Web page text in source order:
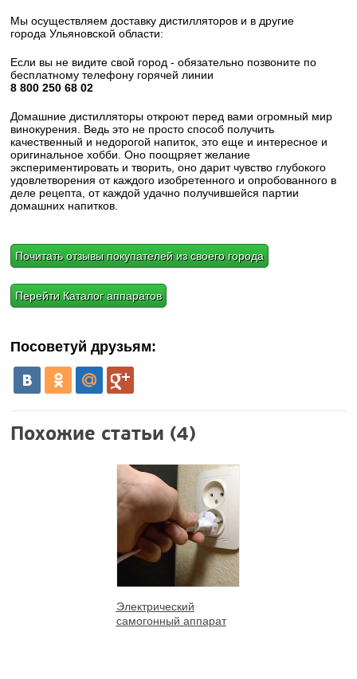
Мы осуществляем доставку дистилляторов и в другие
города Ульяновской области:
Если вы не видите свой город - обязательно позвоните по
бесплатному телефону горячей линии
8 800 250 68 02​
Домашние дистилляторы откроют перед вами огромный мир
винокурения. Ведь это не просто способ получить
качественный и недорогой напиток, это еще и интересное и
оригинальное хобби. Оно поощряет желание
экспериментировать и творить, оно дарит чувство глубокого
удовлетворения от каждого изобретенного и опробованного в
деле рецепта, от каждой удачно получившейся партии
домашних напитков.
Почитать отзывы покупателей из своего города
Перейти Каталог аппаратов
Посоветуй друзьям:
Похожие статьи (4)
Электрический
самогонный аппарат